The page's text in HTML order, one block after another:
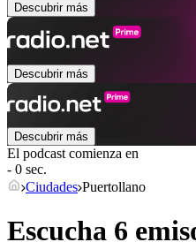
Descubrir más
Descubrir más
Descubrir más
El podcast comienza en
- 0 sec.
Ciudades Puertollano
Escucha 6